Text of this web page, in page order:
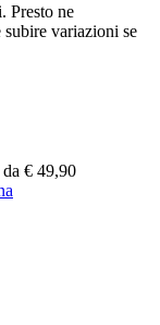
Presto ne
variazioni se
€ 49,90